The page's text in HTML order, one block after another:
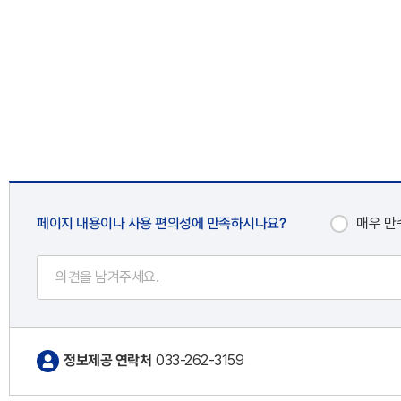
페이지 내용이나 사용 편의성에 만족하시나요? 매우 만
정보제공 연락처 033-262-3159